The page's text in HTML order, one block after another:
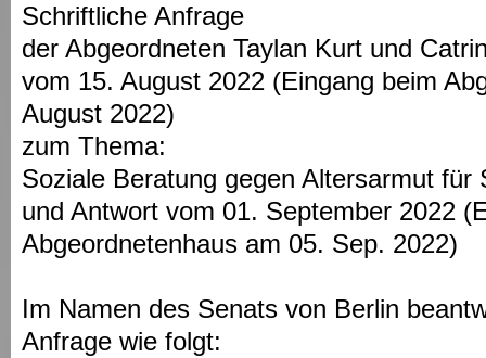
Schriftliche Anfrage
der Abgeordneten Taylan Kurt und
vom 15. August 2022 (Eingang beim
August 2022)
zum Thema:
Soziale Beratung gegen Altersarmut für
und Antwort vom 01. September 2022
Abgeordnetenhaus am 05. Sep. 2022)
Im Namen des Senats von Berlin
Anfrage wie folgt: